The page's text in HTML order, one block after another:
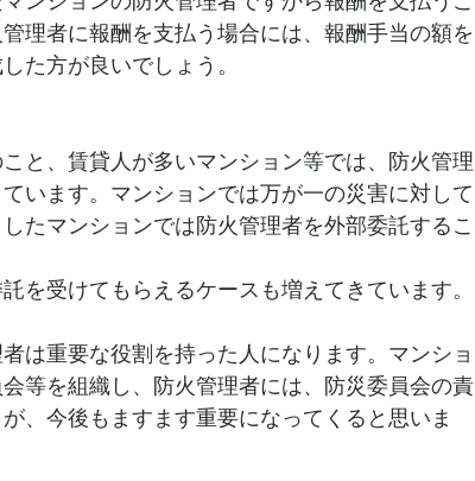
理者に報酬を支払う場合には、報酬手当の額を
た方が良いでしょう。
と、賃貸人が多いマンション等では、防火管理
います。マンションでは万が一の災害に対して
たマンションでは防火管理者を外部委託するこ
を受けてもらえるケースも増えてきています。
は重要な役割を持った人になります。マンショ
等を組織し、防火管理者には、防災委員会の責
、今後もますます重要になってくると思いま